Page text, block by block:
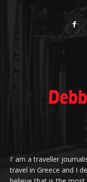
I' am a traveller
travel in Greece and I